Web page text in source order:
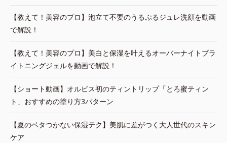
【教えて！美容のプロ】泡立て不要のうるぷるジュレ洗顔を動画
で解説！
【教えて！美容のプロ】美白と保湿を叶えるオーバーナイトブラ
イトニングジェルを動画で解説！
【ショート動画】オルビス初のティントリップ「とろ蜜ティン
ト」おすすめの塗り方3パターン
【夏のベタつかない保湿テク】美肌に差がつく大人世代のスキン
ケア